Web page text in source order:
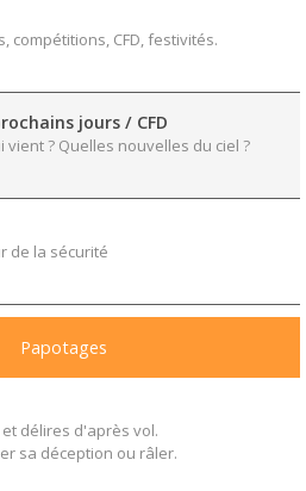
compétitions, CFD, festivités.
jours / CFD
vient ? Quelles nouvelles du ciel ?
de la sécurité
Papotages
délires d'après vol.
sa déception ou râler.